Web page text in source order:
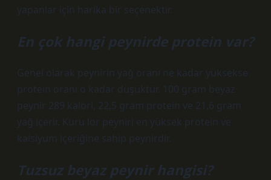
yapanlar için harika bir seçenektir.
En çok hangi peynirde protein var?
Genel olarak peynirin yağ oranı ne kadar yüksekse
protein oranı o kadar düşüktür. 100 gram beyaz
peynir 289 kalori, 22,5 gram protein ve 21,6 gram
yağ içerir. Kuru lor peyniri en yüksek protein ve
kalsiyum içeriğine sahip peynirdir.
Tuzsuz beyaz peynir hangisi?